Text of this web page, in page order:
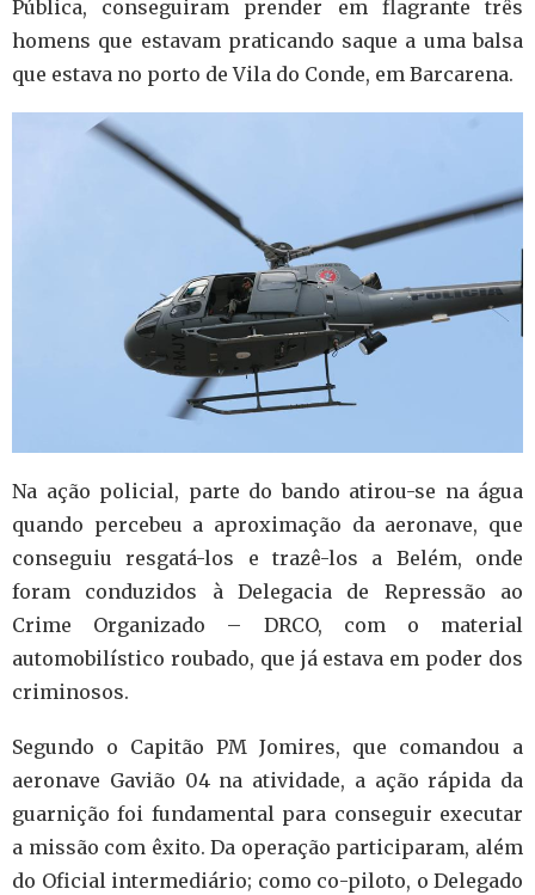
Pública, conseguiram prender em flagrante três
homens que estavam praticando saque a uma balsa
que estava no porto de Vila do Conde, em Barcarena.
Na ação policial, parte do bando atirou-se na água
quando percebeu a aproximação da aeronave, que
conseguiu resgatá-los e trazê-los a Belém, onde
foram conduzidos à Delegacia de Repressão ao
Crime Organizado – DRCO, com o material
automobilístico roubado, que já estava em poder dos
criminosos.
Segundo o Capitão PM Jomires, que comandou a
aeronave Gavião 04 na atividade, a ação rápida da
guarnição foi fundamental para conseguir executar
a missão com êxito. Da operação participaram, além
do Oficial intermediário; como co-piloto, o Delegado